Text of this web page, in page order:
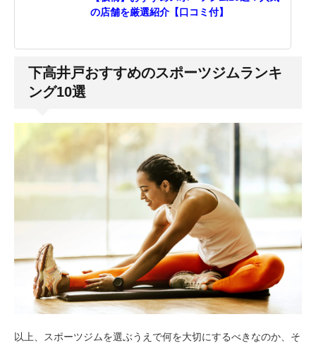
の店舗を厳選紹介【口コミ付】
下高井戸おすすめのスポーツジムランキ
ング10選
以上、スポーツジムを選ぶうえで何を大切にするべきなのか、そ